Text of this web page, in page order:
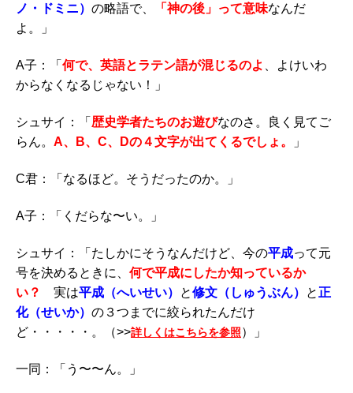
ノ・ドミニ） の略語で、 「神の後」って意味なんだ
よ。」
A子：「 何で、英語とラテン語が混じるのよ
、よけいわ
からなくなるじゃない！」
シュサイ：「 歴史学者たちのお遊びなのさ。良く見てご
らん。 A、B、C、Dの４文字が出てくるでしょ。 」
C君：「なるほど。そうだったのか。」
A子：「くだらな〜い。」
シュサイ：「たしかにそうなんだけど、今の平成って元
号を決めるときに、 何で平成にしたか知っているか
い？
実は平成（へいせい） と修文（しゅうぶん） と 正
化（せいか） の３つまでに絞られたんだけ
ど・・・・・。（>>詳しくはこちらを参照）」
一同：「う〜〜ん。」